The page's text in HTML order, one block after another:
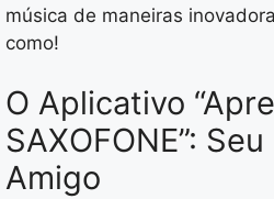
música de maneiras
como!
O Aplicativo
SAXOFONE”:
Amigo